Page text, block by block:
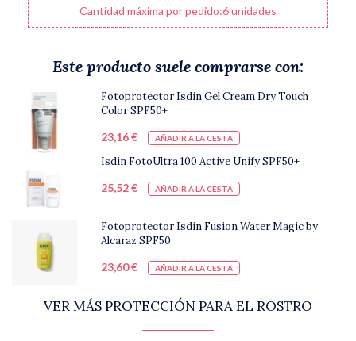
Cantidad máxima por pedido:6 unidades
Este producto suele comprarse con:
Fotoprotector Isdin Gel Cream Dry Touch
Color SPF50+
23,16 €
AÑADIR A LA CESTA
Isdin FotoUltra 100 Active Unify SPF50+
25,52 €
AÑADIR A LA CESTA
Fotoprotector Isdin Fusion Water Magic by
Alcaraz SPF50
23,60 €
AÑADIR A LA CESTA
VER MÁS PROTECCIÓN PARA EL ROSTRO